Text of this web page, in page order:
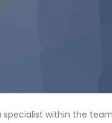
specialist within the